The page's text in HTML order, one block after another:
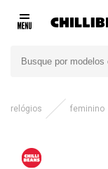
relógios feminino